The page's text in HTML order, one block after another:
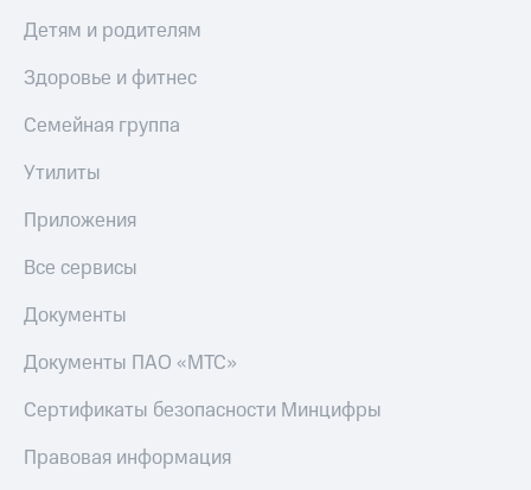
Детям и родителям
Здоровье и фитнес
Семейная группа
Утилиты
Приложения
Все сервисы
Документы
Документы ПАО «МТС»
Сертификаты безопасности Минцифры
Правовая информация